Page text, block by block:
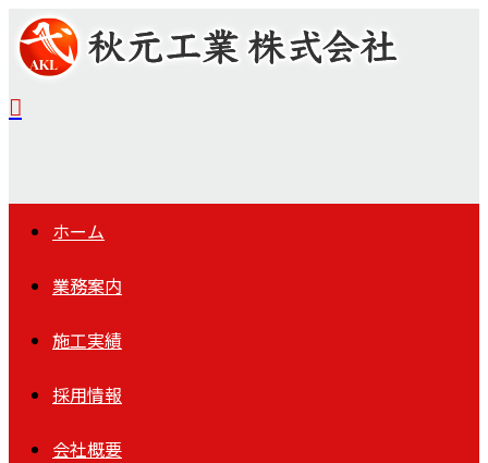
ホーム
業務案内
施工実績
採用情報
会社概要